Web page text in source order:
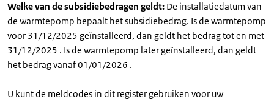
Welke van de subsidiebedragen geldt: De installatiedatum van
de warmtepomp bepaalt het subsidiebedrag. Is de warmtepomp
voor 31/12/2025 geïnstalleerd, dan geldt het bedrag tot en met
31/12/2025 . Is de warmtepomp later geïnstalleerd, dan geldt
het bedrag vanaf 01/01/2026 .
U kunt de meldcodes in dit register gebruiken voor uw